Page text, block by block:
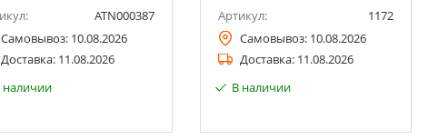
ATN000387
Самовывоз: 10.08.2026
Доставка: 11.08.2026
наличии
Артикул:
1172
Самовывоз: 10.08.2026
Доставка: 11.08.2026
В наличии